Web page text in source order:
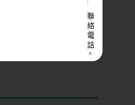
間特色健身空間全攻略
對了嗎？3 大必知消防建
聯
絡
電
話